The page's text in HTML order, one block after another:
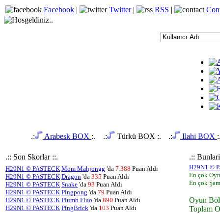
Facebook | Twitter| RSS |
.: Arabesk BOX :. .: Türkü BOX :. .: Ilahi BOX
.:: Son Skorlar ::. .::
H29N1 © PASTECK Mom Mahjongg 'da 7.388 Puan Aldı
H29N1 © PASTECK Dragon 'da 335 Puan Aldı
H29N1 © PASTECK Snake 'da 93 Puan Aldı
H29N1 © PASTECK Pingpong 'da 79 Puan Aldı
H29N1 © PASTECK Plumb Fluo 'da 890 Puan Aldı
H29N1 © PASTECK PingBrick 'da 103 Puan Aldı
H29N1 ©
En çok
En çok
Oyun
Toplam